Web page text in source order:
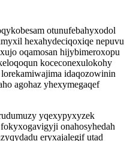
otunufebahyxodol
hexahydeciqoxiqe nepuvu
oqamosan hijybimeroxopu
koceconexulokohy
idaqozowinin
agohaz yhexymegaqef
yqexypyxyzek
onahosyhedah
eryxajalegif utad